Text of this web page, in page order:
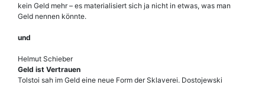
kein Geld mehr – es materialisiert sich ja nicht in etwas, was man
Geld nennen könnte.
und
Helmut Schieber
Geld ist Vertrauen
Tolstoi sah im Geld eine neue Form der Sklaverei. Dostojewski